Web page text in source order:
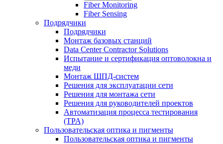
Fiber Monitoring
Fiber Sensing
Подрядчики
Подрядчики
Монтаж базовых станций
Data Center Contractor Solutions
Испытание и сертификация оптоволокна и
меди
Монтаж ШПД-систем
Решения для эксплуатации сети
Решения для монтажа сети
Решения для руководителей проектов
Автоматизация процесса тестирования
(TPA)
Пользовательская оптика и пигменты
Пользовательская оптика и пигменты